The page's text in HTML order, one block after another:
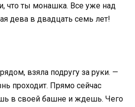
что ты монашка. Все уже над
дева в двадцать семь лет!
взяла подругу за руки. —
проходит. Прямо сейчас
в своей башне и ждешь. Чего